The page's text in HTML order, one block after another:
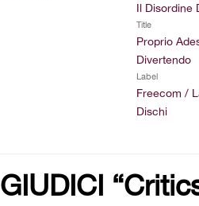
Il Disordine
Title
Proprio
Divertendo
Label
Freecom /
Dischi
GIUDICI